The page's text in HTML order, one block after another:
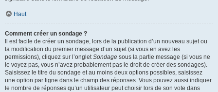
Haut
Comment créer un sondage ?
Il est facile de créer un sondage, lors de la publication d’un nouveau sujet ou
la modification du premier message d’un sujet (si vous en avez les
permissions), cliquez sur l’ongletSondage sous la partie message (si vous ne
le voyez pas, vous n’avez probablement pas le droit de créer des sondages).
Saisissez le titre du sondage et au moins deux options possibles, saisissez
une option par ligne dans le champ des réponses. Vous pouvez aussi indiquer
le nombre de réponses qu’un utilisateur peut choisir lors de son vote dans